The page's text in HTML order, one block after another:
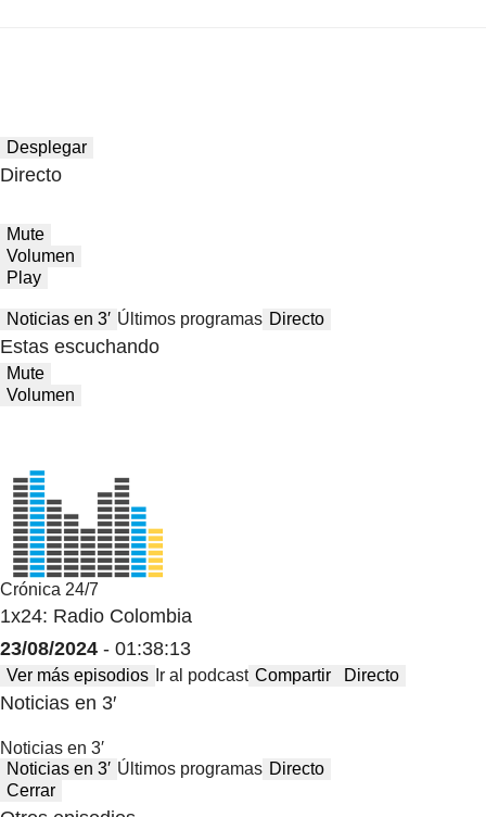
Desplegar
Directo
Mute
Volumen
Play
Noticias en 3′ Últimos programas Directo
Estas escuchando
Mute
Volumen
Crónica 24/7
1x24: Radio Colombia
23/08/2024 - 01:38:13
Ver más episodios Ir al podcast Compartir Directo
Noticias en 3′
Noticias en 3′
Noticias en 3′ Últimos programas Directo
Cerrar